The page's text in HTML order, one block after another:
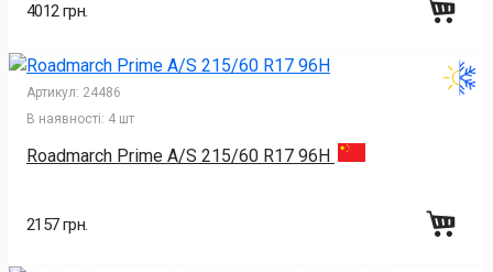
4012 грн.
Артикул: 24486
В наявності: 4 шт
Roadmarch Prime A/S 215/60 R17 96H
2157 грн.